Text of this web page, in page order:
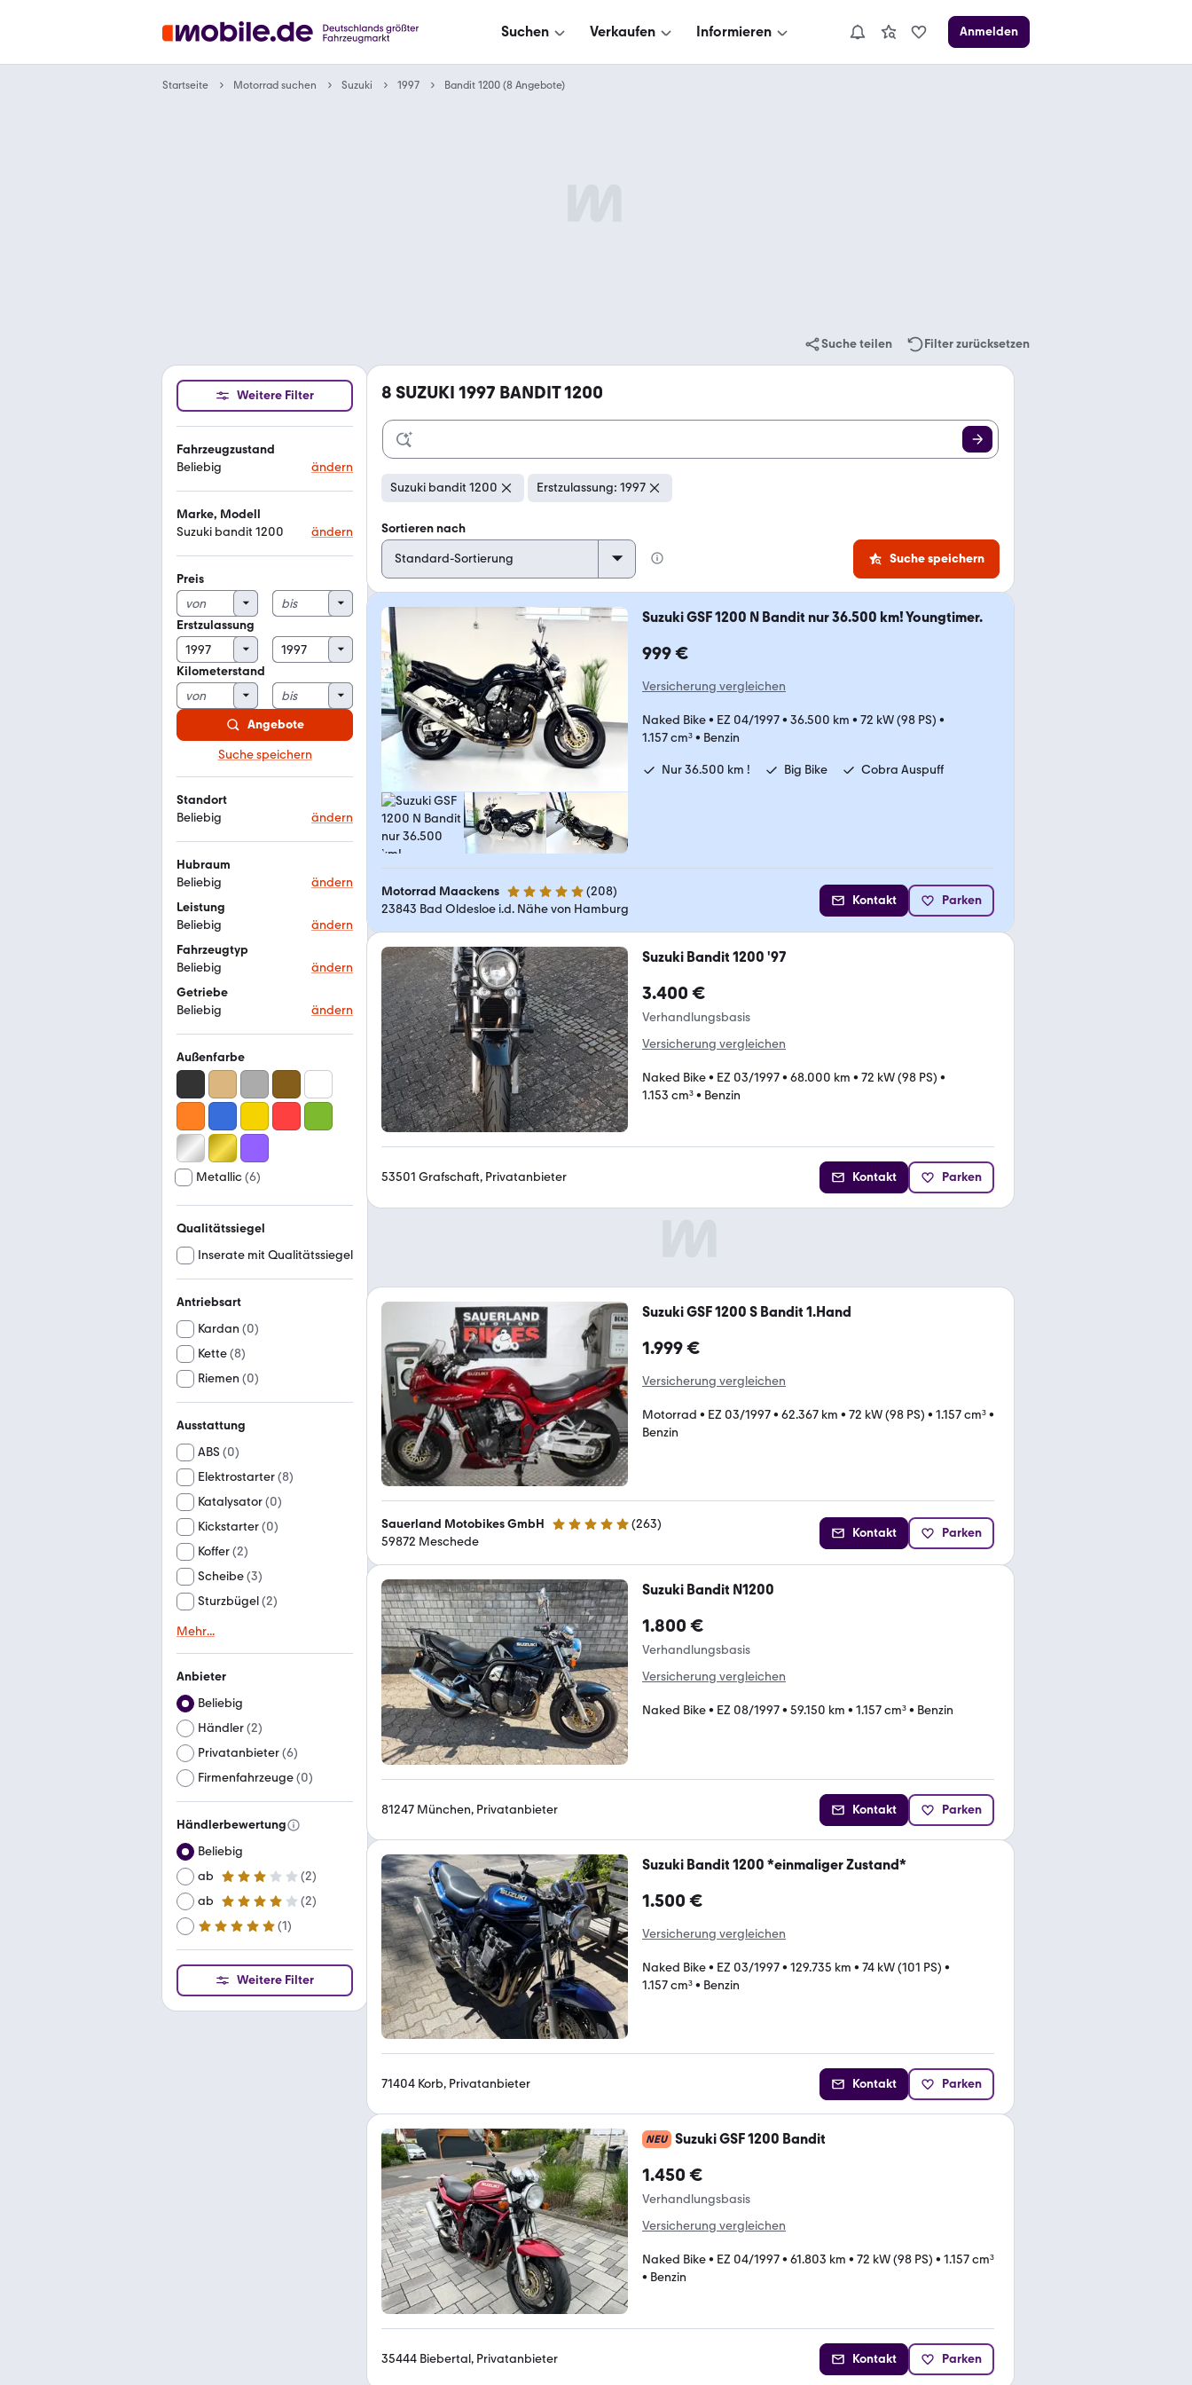
Suchen Verkaufen Informieren Anmelden
Startseite Motorrad suchen Suzuki 1997 Bandit 1200 (8 Angebote)
Suche teilen Filter zurücksetzen
Weitere Filter
Fahrzeugzustand
Beliebig
ändern
Marke, Modell
Suzuki bandit 1200
ändern
Preis
Erstzulassung
Kilometerstand
Angebote
Suche speichern
Standort
Beliebig
ändern
Hubraum
Beliebig
ändern
Leistung
Beliebig
ändern
Fahrzeugtyp
Beliebig
ändern
Getriebe
Beliebig
ändern
Außenfarbe
Metallic(6)
Qualitätssiegel
Inserate mit Qualitätssiegel
Antriebsart
Kardan (0)
Kette(8)
Riemen (0)
Ausstattung
ABS (0)
Elektrostarter(8)
Katalysator(0)
Kickstarter(0)
Koffer(2)
Scheibe(3)
Sturzbügel(2)
Mehr...
Anbieter
Beliebig
Händler(2)
Privatanbieter(6)
Firmenfahrzeuge(0)
Händlerbewertung
Beliebig
ab
3 Sterne (2)
ab
4 Sterne (2)
ab
5 Sterne (1)
Weitere Filter
8 SUZUKI 1997 BANDIT 1200
Suzuki bandit 1200 Erstzulassung: 1997
Sortieren nach
Suche speichern
Suzuki GSF 1200 N Bandit nur 36.500 km! Youngtimer.
999 €
Versicherung vergleichen
Naked Bike• EZ 04/1997• 36.500 km • 72 kW (98 PS) •
1.157 cm³• Benzin
Nur 36.500 km ! Big Bike Cobra Auspuff
Motorrad Maackens 5 Sterne (208)
23843 Bad Oldesloe i.d. Nähe von Hamburg
Kontakt Parken
Suzuki Bandit 1200 '97
3.400 €
Verhandlungsbasis
Versicherung vergleichen
Naked Bike• EZ 03/1997• 68.000 km • 72 kW (98 PS) •
1.153 cm³• Benzin
53501 Grafschaft, Privatanbieter Kontakt Parken
Suzuki GSF 1200 S Bandit 1.Hand
1.999 €
Versicherung vergleichen
Motorrad • EZ 03/1997• 62.367 km • 72 kW (98 PS) • 1.157 cm³•
Benzin
Sauerland Motobikes GmbH 4.8 Sterne (263)
59872 Meschede
Kontakt Parken
Suzuki Bandit N1200
1.800 €
Verhandlungsbasis
Versicherung vergleichen
Naked Bike• EZ 08/1997• 59.150 km • 1.157 cm³• Benzin
81247 München, Privatanbieter Kontakt Parken
Suzuki Bandit 1200 *einmaliger Zustand*
1.500 €
Versicherung vergleichen
Naked Bike• EZ 03/1997• 129.735 km • 74 kW (101 PS) •
1.157 cm³• Benzin
71404 Korb, Privatanbieter Kontakt Parken
NEU Suzuki GSF 1200 Bandit
1.450 €
Verhandlungsbasis
Versicherung vergleichen
Naked Bike• EZ 04/1997• 61.803 km • 72 kW (98 PS) • 1.157 cm³
• Benzin
35444 Biebertal, Privatanbieter Kontakt Parken